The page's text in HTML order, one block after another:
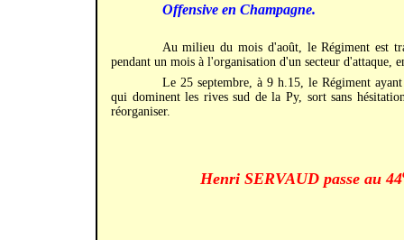
Offensive en Champagne.
Au milieu du mois d'août, le Régiment est
pendant un mois à l'organisation d'un secteur d'attaque,
Le 25 septembre, à 9 h.15, le Régiment
qui dominent les rives sud de la Py, sort sans
réorganiser.
Henri SERVAUD passe au 44